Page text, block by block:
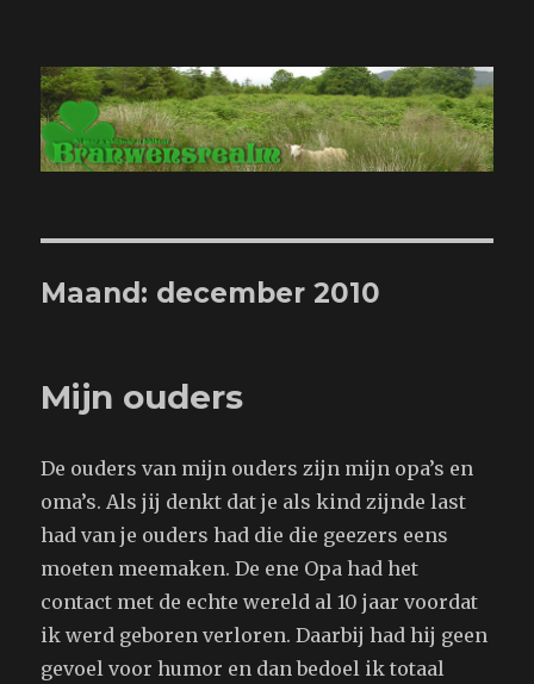
Branwensrealm.com
Maand: december 2010
Mijn ouders
De ouders van mijn ouders zijn mijn opa’s en
oma’s. Als jij denkt dat je als kind zijnde last
had van je ouders had die die geezers eens
moeten meemaken. De ene Opa had het
contact met de echte wereld al 10 jaar voordat
ik werd geboren verloren. Daarbij had hij geen
gevoel voor humor en dan bedoel ik totaal